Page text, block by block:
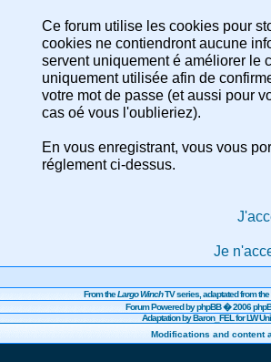
Ce forum utilise les cookies pour
cookies ne contiendront aucune
servent uniquement é améliorer le
uniquement utilisée afin de
votre mot de passe (et aussi pour
cas oé vous l'oublieriez).
En vous enregistrant, vous vous
réglement ci-dessus.
Je
From theLargo WinchTV series, adaptated from
Forum Powered byphpBB� 2006
Adaptation by Baron_FEL for LW
Modifications and content